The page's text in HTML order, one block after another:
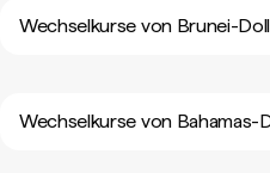
Wechselkurse von Brunei-
Wechselkurse von Bahamas-